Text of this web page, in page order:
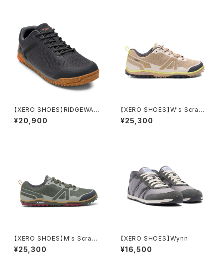
【XERO SHOES】RIDGEWAY
MESH LOW (W's)
¥20,900
【XERO SHOES】W's Scramb
ler Low EV
¥25,300
【XERO SHOES】M's Scramb
ler Low EV
¥25,300
【XERO SHOES】Wynn
¥16,500